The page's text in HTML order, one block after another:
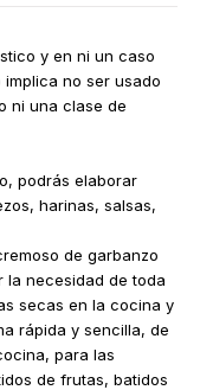
y en ni un caso
no ser usado
ni una clase de
podrás elaborar
harinas, salsas,
de garbanzo
la necesidad de toda
secas en la cocina y
rápida y sencilla, de
para las
de frutas, batidos